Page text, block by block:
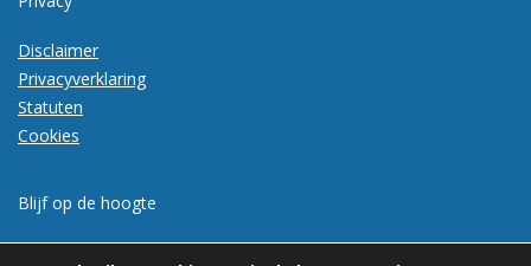
Disclaimer
Privacyverklaring
Statuten
Cookies
Blijf op de hoogte